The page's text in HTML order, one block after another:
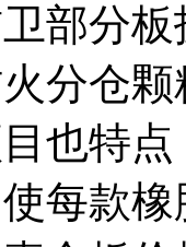
部分
分仓
也特
每款